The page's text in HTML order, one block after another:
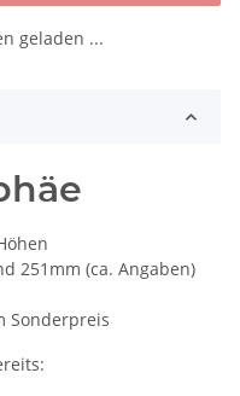
geladen ...
251mm (ca. Angaben)
Sonderpreis